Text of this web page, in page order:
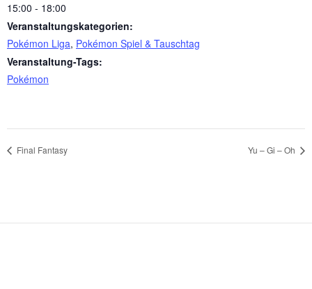
15:00 - 18:00
Veranstaltungskategorien:
Pokémon Liga, Pokémon Spiel & Tauschtag
Veranstaltung-Tags:
Pokémon
Final Fantasy Yu – Gi – Oh